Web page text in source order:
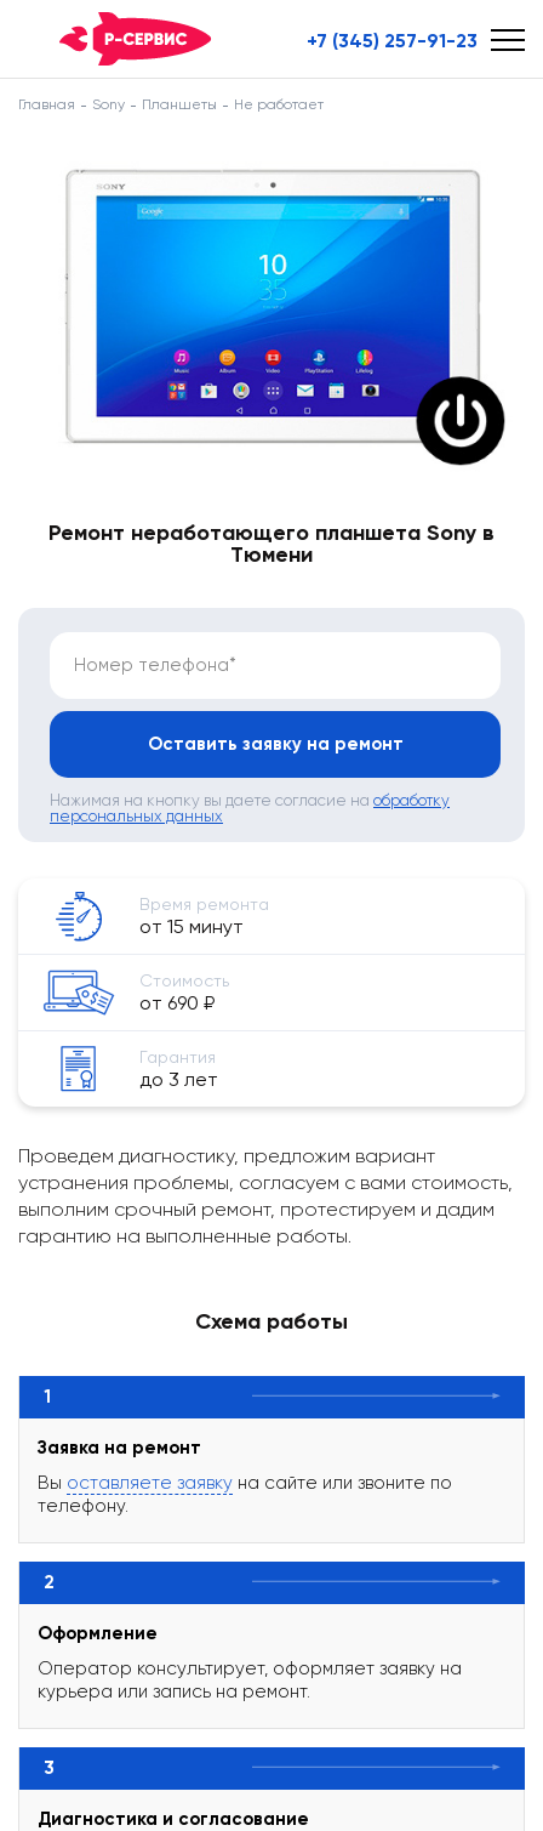
+7 (345) 257-91-23
Главная Sony Планшеты Не работает
Ремонт неработающего планшета Sony в
Тюмени
Номер телефона*
Оставить заявку на ремонт
Нажимая на кнопку вы даете согласие на обработку
персональных данных
Время ремонта
от 15 минут
Стоимость
от 690 ₽
Гарантия
до 3 лет
Проведем диагностику, предложим вариант
устранения проблемы, согласуем с вами стоимость,
выполним срочный ремонт, протестируем и дадим
гарантию на выполненные работы.
Схема работы
1
Заявка на ремонт
Вы оставляете заявку на сайте или звоните по
телефону.
2
Оформление
Оператор консультирует, оформляет заявку на
курьера или запись на ремонт.
3
Диагностика и согласование